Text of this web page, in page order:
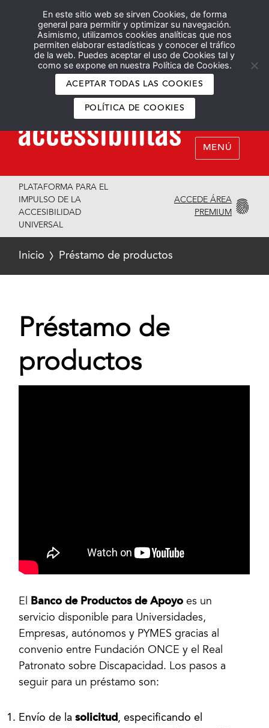
En este sitio web se sirven Cookies, de forma
general para permitir y optimizar su navegación.
Asimismo, utilizamos cookies analíticas que nos
permiten elaborar estadísticas y conocer el tráfico
de la web. Puedes aceptar el uso de Cookies tal y
como se expone en nuestra Política de Cookies.
ACEPTAR TODAS LAS COOKIES
POLÍTICA DE COOKIES
Español English
MENÚ
PLATAFORMA PARA EL
IMPULSO DE LA
ACCESIBILIDAD
UNIVERSAL
ACCEDE ÁREA
PREMIUM
Inicio Préstamo de productos
Préstamo de
productos
El Banco de Productos de Apoyoes un
servicio disponible para Universidades,
Empresas, autónomos y PYMES gracias al
convenio entre Fundación ONCE y el Real
Patronato sobre Discapacidad. Los pasos a
seguir para un préstamo son:
Envío de lasolicitud , especificando el